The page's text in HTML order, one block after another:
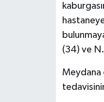
(34) ve
Meydana